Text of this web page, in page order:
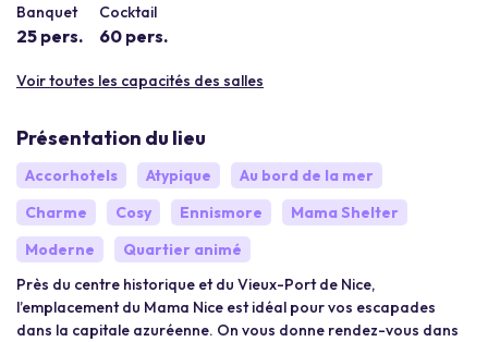
Banquet
25 pers.
Cocktail
60 pers.
Voir toutes les capacités des salles
Présentation du lieu
Accorhotels Atypique
Au bord de la mer
Charme
Cosy Ennismore
Mama Shelter
Moderne
Quartier animé
Près du centre historique et du Vieux-Port de Nice,
l’emplacement du Mama Nice est idéal pour vos escapades
dans la capitale azuréenne. On vous donne rendez-vous dans